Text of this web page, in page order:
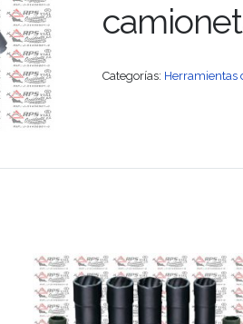
Categorías: Herramientas